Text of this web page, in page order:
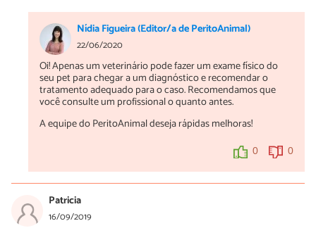
Nídia Figueira (Editor/a de PeritoAnimal)
22/06/2020
Oi! Apenas um veterinário pode fazer um exame físico do
seu pet para chegar a um diagnóstico e recomendar o
tratamento adequado para o caso. Recomendamos que
você consulte um profissional o quanto antes.
A equipe do PeritoAnimal deseja rápidas melhoras!
0 0
Patricia
16/09/2019